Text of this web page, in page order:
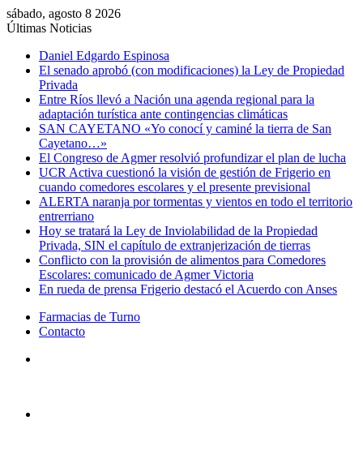
sábado, agosto 8 2026
Últimas Noticias
Daniel Edgardo Espinosa
El senado aprobó (con modificaciones) la Ley de Propiedad
Privada
Entre Ríos llevó a Nación una agenda regional para la
adaptación turística ante contingencias climáticas
SAN CAYETANO «Yo conocí y caminé la tierra de San
Cayetano…»
El Congreso de Agmer resolvió profundizar el plan de lucha
UCR Activa cuestionó la visión de gestión de Frigerio en
cuando comedores escolares y el presente previsional
ALERTA naranja por tormentas y vientos en todo el territorio
entrerriano
Hoy se tratará la Ley de Inviolabilidad de la Propiedad
Privada, SIN el capítulo de extranjerización de tierras
Conflicto con la provisión de alimentos para Comedores
Escolares: comunicado de Agmer Victoria
En rueda de prensa Frigerio destacó el Acuerdo con Anses
Farmacias de Turno
Contacto